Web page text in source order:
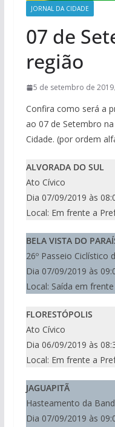
JORNAL DA CIDADE
07 de
região
5 de setembro de 2019
Confira como será a
ao 07 de Setembro
Cidade. (por ordem
ALVORADA DO SUL
Ato Cívico
Dia 07/09/2019 às
Local: Em frente a
BELA VISTA DO
26º Passeio Ciclístico
Dia 07/09/2019 às
Local: Saída em
FLORESTÓPOLIS
Ato Cívico
Dia 06/09/2019 às
Local: Em frente a
JAGUAPITÃ
Hasteamento da
Dia 07/09/2019 às